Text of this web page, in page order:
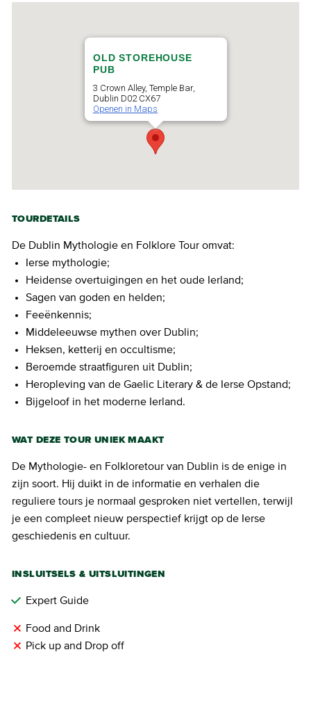
OLD STOREHOUSE
PUB
3 Crown Alley, Temple Bar,
Dublin D02 CX67
Openen in Maps
TOURDETAILS
De Dublin Mythologie en Folklore Tour omvat:
Ierse mythologie;
Heidense overtuigingen en het oude Ierland;
Sagen van goden en helden;
Feeënkennis;
Middeleeuwse mythen over Dublin;
Heksen, ketterij en occultisme;
Beroemde straatfiguren uit Dublin;
Heropleving van de Gaelic Literary & de Ierse Opstand;
Bijgeloof in het moderne Ierland.
WAT DEZE TOUR UNIEK MAAKT
De Mythologie- en Folkloretour van Dublin is de enige in
zijn soort. Hij duikt in de informatie en verhalen die
reguliere tours je normaal gesproken niet vertellen, terwijl
je een compleet nieuw perspectief krijgt op de Ierse
geschiedenis en cultuur.
INSLUITSELS & UITSLUITINGEN
Expert Guide
Food and Drink
Pick up and Drop off